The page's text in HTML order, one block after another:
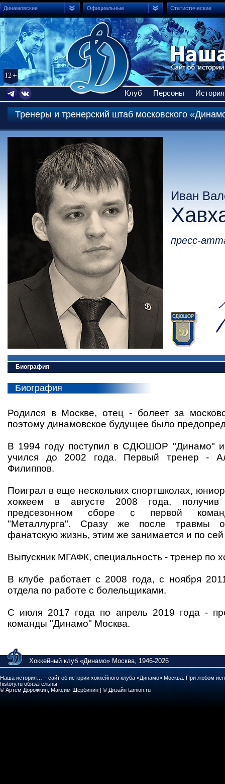
Динамовские Официальные Статистические
Клуб Персоны История
Тренеры и тренерский штаб московского
Иван
пресс-
Биография
Биография
Родился в Москве, отец - болеет за
поэтому динамовское будущее было
В 1994 году поступил в СДЮШОР "Динамо"
учился до 2002 года. Первый тренер -
Филиппов.
Поиграл в еще нескольких спортшколах,
хоккеем в августе 2008 года,
предсезонном сборе с первой
"Металлурга". Сразу же после травмы
фанатскую жизнь, этим же занимается и по
Выпускник МГАФК, специальность - тренер по
В клубе работает с 2008 года, с ноября
отдела по работе с болельщиками.
С июля 2017 года по апрель 2019 года -
команды "Динамо" Москва.
Хоккейный клуб «Динамо» Москва, 1946-2026
Наша история… – сайт об истории хоккейного клуба «Динамо» Москва. При любом
history.ru обязательны.
© Артем Дорожкин, Максим Щербинин | © Дизайн tamion.ru